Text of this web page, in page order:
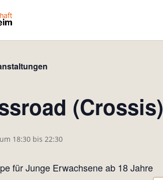
(Crossis)
18:30 bis 22:30
für Junge Erwachsene ab 18 Jahre